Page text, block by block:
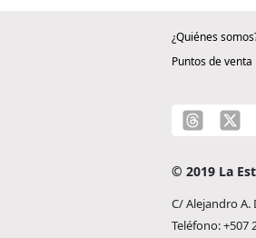
¿Quiénes
Puntos de venta
© 2019 La
C/ Alejandro A.
Teléfono: +507